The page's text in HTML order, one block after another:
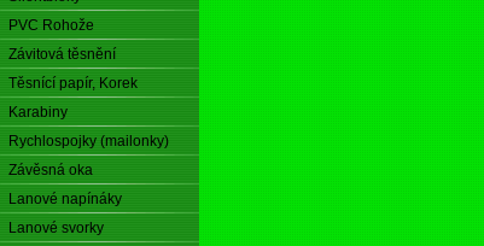
PVC Rohože
Závitová těsnění
Těsnící papír, Korek
Karabiny
Rychlospojky (mailonky)
Závěsná oka
Lanové napínáky
Lanové svorky